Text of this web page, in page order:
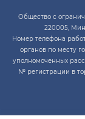
ПН-ЧТ с 9:00 до
ПТ с 9:00 до
СБ с 10:00 до
WhatsApp
Skype
Общество с
220005,
Номер телефона
органов по месту
уполномоченных
№ регистрации в